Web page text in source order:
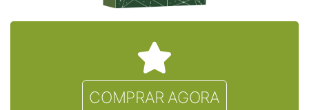
COMPRAR AGORA